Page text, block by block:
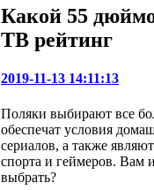
Какой 55
ТВ рейтинг
2019-11-13 14:11:13
Поляки выбирают все
обеспечат условия
сериалов, а также
спорта и геймеров. Вам
выбрать?